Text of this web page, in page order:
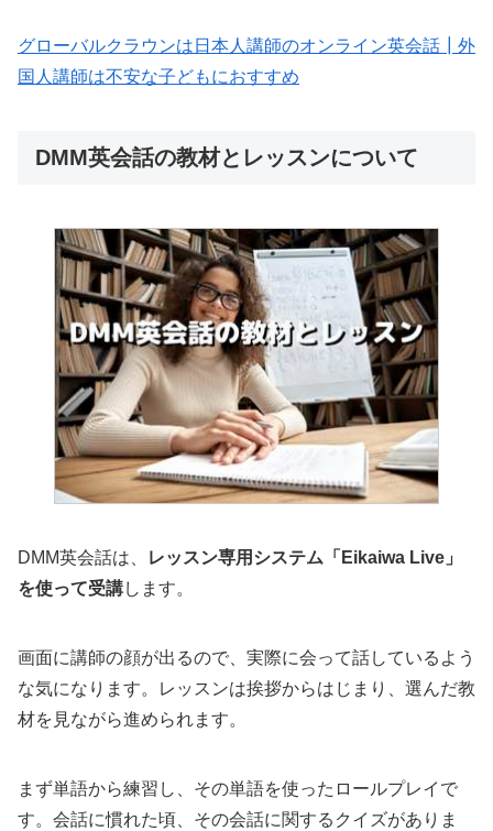
グローバルクラウンは日本人講師のオンライン英会話┃外
国人講師は不安な子どもにおすすめ
DMM英会話の教材とレッスンについて
DMM英会話は、
レッスン専用システム「Eikaiwa Live」
を使って受講します。
画面に講師の顔が出るので、実際に会って話しているよう
な気になります。レッスンは挨拶からはじまり、選んだ教
材を見ながら進められます。
まず単語から練習し、その単語を使ったロールプレイで
す。会話に慣れた頃、その会話に関するクイズがありま